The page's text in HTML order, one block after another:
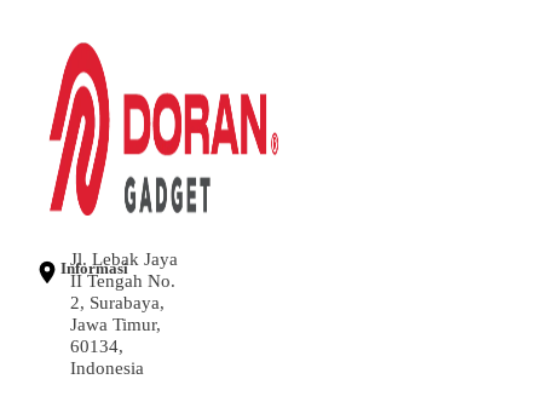
Jl. Lebak Jaya
II Tengah No.
2, Surabaya,
Jawa Timur,
60134,
Indonesia
Informasi